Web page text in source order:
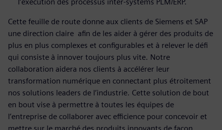
Cette feuille de route donne aux clients de Siemens et SAP
une direction claire afin de les aider à gérer des produits de
plus en plus complexes et configurables et à relever le défi
qui consiste à innover toujours plus vite. Notre
collaboration aidera nos clients à accélérer leur
transformation numérique en connectant plus étroitement
nos solutions leaders de l’industrie. Cette solution de bout
en bout vise à permettre à toutes les équipes de
l’entreprise de collaborer avec efficience pour concevoir et
mettre sur le marché des produits innovants de façon